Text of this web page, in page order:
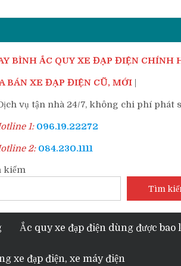
BÌNH ẮC QUY XE ĐẠP ĐIỆN CHÍNH
BÁN XE ĐẠP ĐIỆN CŨ, MỚI |
vụ tận nhà 24/7, không chi phí phát
1: 096.19.22272
2: 084.230.1111
kiếm
Tìm
Ắc quy xe đạp điện dùng được bao
xe đạp điện, xe máy điện